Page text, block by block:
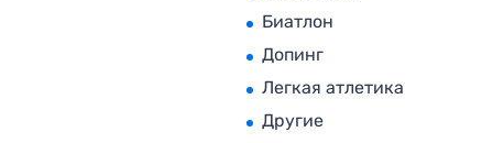
Биатлон
Допинг
Легкая атлетика
Другие